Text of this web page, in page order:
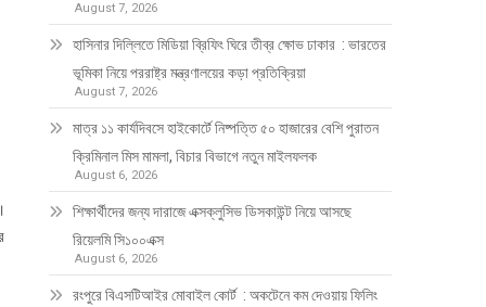
August 7, 2026
হাসিনার দিল্লিতে মিডিয়া ব্রিফিং ঘিরে তীব্র ক্ষোভ ঢাকার : ভারতের
ভূমিকা নিয়ে পররাষ্ট্র মন্ত্রণালয়ের কড়া প্রতিক্রিয়া
August 7, 2026
মাত্র ১১ কার্যদিবসে হাইকোর্টে নিষ্পত্তি ৫০ হাজারের বেশি পুরাতন
ক্রিমিনাল মিস মামলা, বিচার বিভাগে নতুন মাইলফলক
August 6, 2026
শিক্ষার্থীদের জন্য দারাজে এক্সক্লুসিভ ডিসকাউন্ট নিয়ে আসছে
রিয়েলমি সি১০০এক্স
August 6, 2026
রংপুরে বিএসটিআইর মোবাইল কোর্ট : অকটেনে কম দেওয়ায় ফিলিং